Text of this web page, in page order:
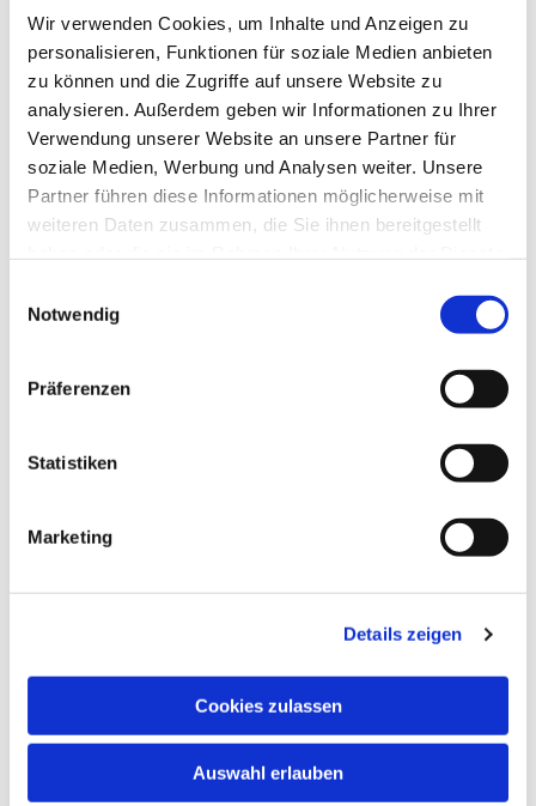
Wir verwenden Cookies, um Inhalte und Anzeigen zu
personalisieren, Funktionen für soziale Medien anbieten
zu können und die Zugriffe auf unsere Website zu
analysieren. Außerdem geben wir Informationen zu Ihrer
Verwendung unserer Website an unsere Partner für
soziale Medien, Werbung und Analysen weiter. Unsere
Partner führen diese Informationen möglicherweise mit
weiteren Daten zusammen, die Sie ihnen bereitgestellt
Notwendig
Präferenzen
Statistiken
Marketing
Details zeigen
Cookies zulassen
Auswahl erlauben
Dies könnte Sie auch
interessieren